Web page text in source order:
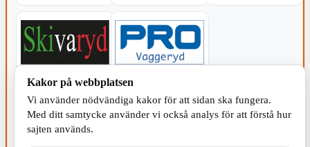
Kakor på webbplatsen
Vi använder nödvändiga kakor för att sidan ska fungera.
Med ditt samtycke använder vi också analys för att förstå hur
sajten används.